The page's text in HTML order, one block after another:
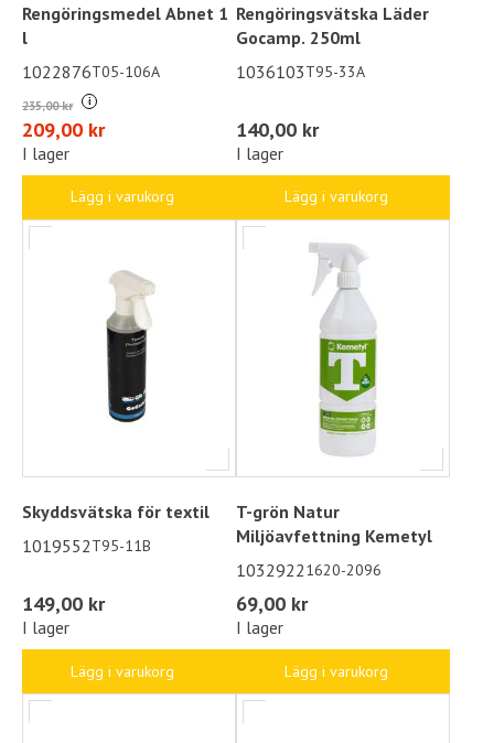
Rengöringsmedel Abnet 1
l
1022876T05-106A
235,00 kr i
209,00 kr
I lager
Lägg i varukorg
Rengöringsvätska Läder
Gocamp. 250ml
1036103T95-33A
140,00 kr
I lager
Lägg i varukorg
Skyddsvätska för textil
1019552T95-11B
149,00 kr
I lager
Lägg i varukorg
T-grön Natur
Miljöavfettning Kemetyl
10329221620-2096
69,00 kr
I lager
Lägg i varukorg